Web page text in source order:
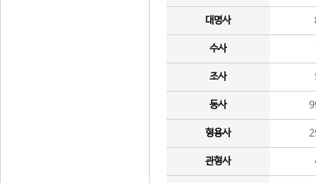
대명사
수사
조사
동사
형용사
관형사